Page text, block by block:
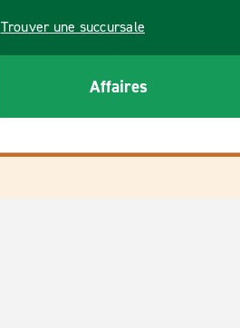
Trouver une succursale
Affaires